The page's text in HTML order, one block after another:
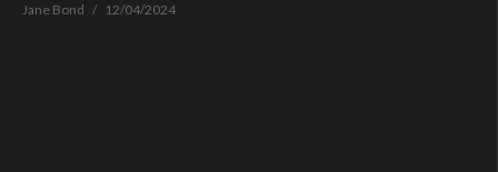
Jane Bond 12/04/2024